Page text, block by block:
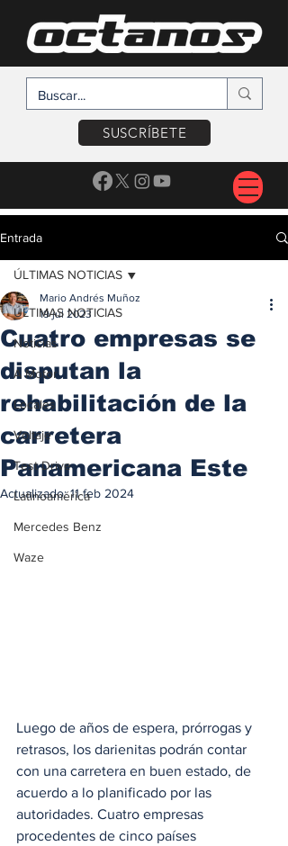
SUSCRÍBETE
Entrada
ÚLTIMAS NOTICIAS
Noticias
A Motor
Locales
Voltaje
Test Drive
Latinoamérica
Mercedes Benz
Waze
ÚLTIMAS NOTICIAS
Cuatro empresas se
disputan la
rehabilitación de la
carretera
Panamericana Este
Mario Andrés Muñoz
19 jul 2023
Actualizado:11 feb 2024
Luego de años de espera, prórrogas y
retrasos, los darienitas podrán contar
con una carretera en buen estado, de
acuerdo a lo planificado por las
autoridades. Cuatro empresas
procedentes de cinco países